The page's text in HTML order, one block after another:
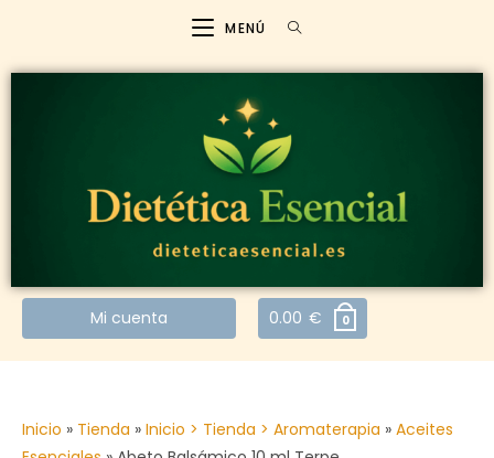
MENÚ
Mi cuenta 0.00 € 0
Inicio » Tienda » Inicio > Tienda > Aromaterapia » Aceites